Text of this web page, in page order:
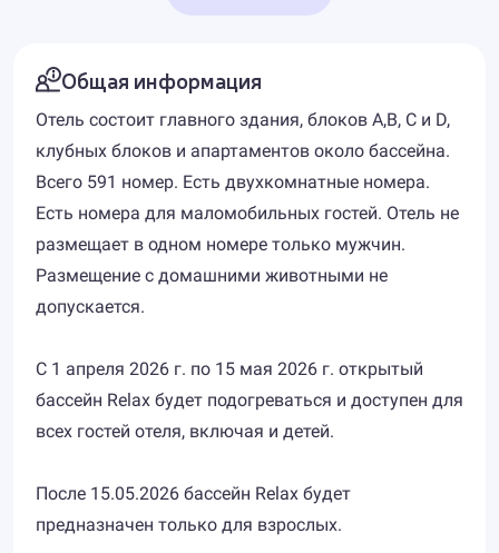
Общая информация
Отель состоит главного здания, блоков А,В, С и D,
клубных блоков и апартаментов около бассейна.
Всего 591 номер. Есть двухкомнатные номера.
Есть номера для маломобильных гостей. Отель не
размещает в одном номере только мужчин.
Размещение с домашними животными не
допускается.
С 1 апреля 2026 г. по 15 мая 2026 г. открытый
бассейн Relax будет подогреваться и доступен для
всех гостей отеля, включая и детей.
После 15.05.2026 бассейн Relax будет
предназначен только для взрослых.